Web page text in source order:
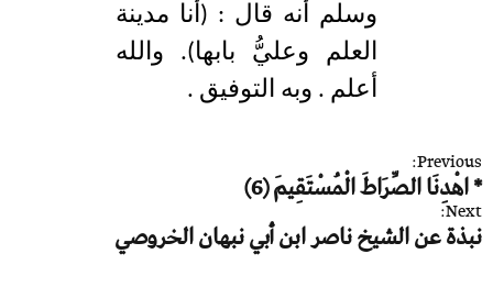
وسلم أنه قال : (أنا مدينة
العلم وعليُّ بابها). والله
أعلم . وبه التوفيق .
ت
ص
فّ
ح
Previous:
* اهْدِنَا الصِّرَاطَ الْمُسْتَقِيمَ (6)
Next:
نبذة عن الشيخ ناصر ابن أبي نبهان الخروصي